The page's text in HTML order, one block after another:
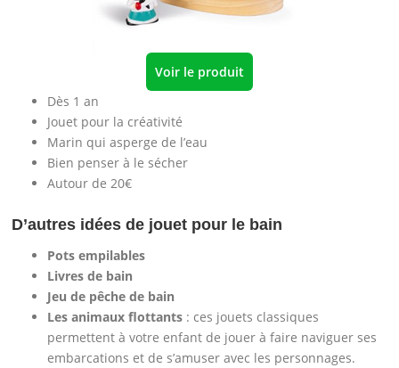
Voir le produit
Dès 1 an
Jouet pour la créativité
Marin qui asperge de l’eau
Bien penser à le sécher
Autour de 20€
D’autres idées de jouet pour le bain
Pots empilables
Livres de bain
Jeu de pêche de bain
Les animaux flottants : ces jouets classiques
permettent à votre enfant de jouer à faire naviguer ses
embarcations et de s’amuser avec les personnages.